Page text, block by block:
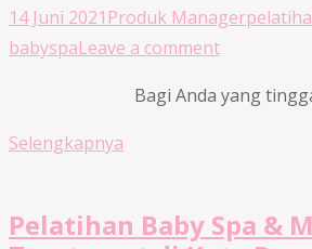
14 Juni 2021 Produk Manager
babyspaLeave a comment
Bagi Anda yang
Selengkapnya
Pelatihan Baby Spa &